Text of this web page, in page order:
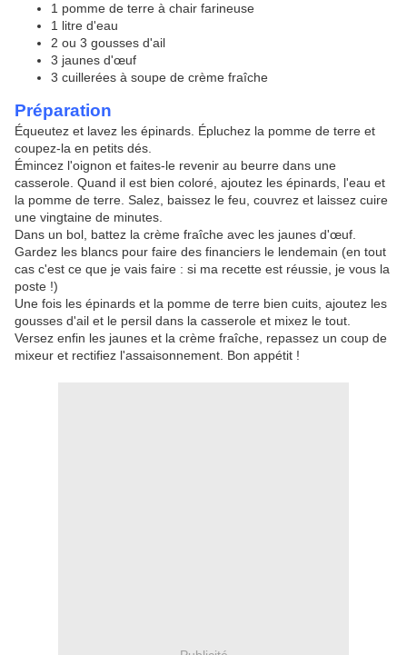
1 pomme de terre à chair farineuse
1 litre d'eau
2 ou 3 gousses d'ail
3 jaunes d'œuf
3 cuillerées à soupe de crème fraîche
Préparation
Équeutez et lavez les épinards. Épluchez la pomme de terre et
coupez-la en petits dés.
Émincez l'oignon et faites-le revenir au beurre dans une
casserole. Quand il est bien coloré, ajoutez les épinards, l'eau et
la pomme de terre. Salez, baissez le feu, couvrez et laissez cuire
une vingtaine de minutes.
Dans un bol, battez la crème fraîche avec les jaunes d'œuf.
Gardez les blancs pour faire des financiers le lendemain (en tout
cas c'est ce que je vais faire : si ma recette est réussie, je vous la
poste !)
Une fois les épinards et la pomme de terre bien cuits, ajoutez les
gousses d'ail et le persil dans la casserole et mixez le tout.
Versez enfin les jaunes et la crème fraîche, repassez un coup de
mixeur et rectifiez l'assaisonnement. Bon appétit !